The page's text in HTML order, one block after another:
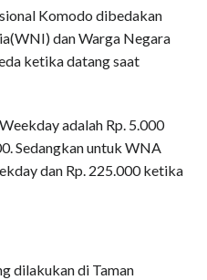
Komodo dibedakan
dan Warga Negara
ketika datang saat
adalah Rp. 5.000
Sedangkan untuk WNA
dan Rp. 225.000 ketika
dilakukan di Taman